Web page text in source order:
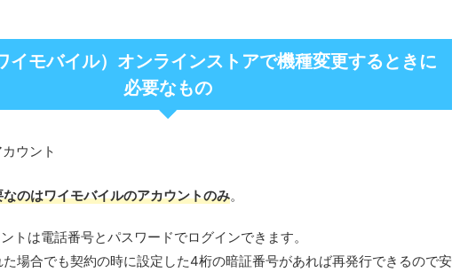
モバイル）オンラインストアで機種変更するときに
必要なもの
ウント
のはワイモバイルのアカウントのみ。
トは電話番号とパスワードでログインできます。
た場合でも契約の時に設定した4桁の暗証番号があれば再発行できるので安